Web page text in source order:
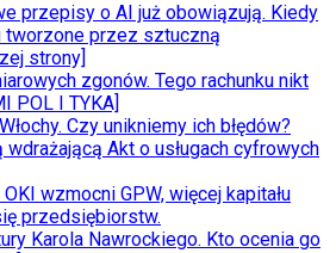
przepisy o AI już obowiązują. Kiedy
przez sztuczną
strony]
zgonów. Tego rachunku nikt
POL I TYKA]
Czy unikniemy ich błędów?
Akt o usługach cyfrowych
wzmocni GPW, więcej kapitału
przedsiębiorstw.
Karola Nawrockiego. Kto ocenia go